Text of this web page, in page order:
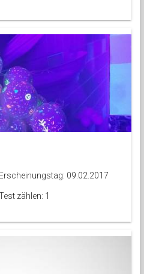
Erscheinungstag: 09.02.2017
zählen: 1